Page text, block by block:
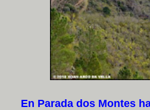
En Parada dos Montes